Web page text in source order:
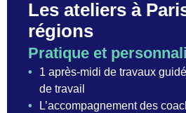
Les ateliers à
régions
Pratique et
•
1 après-midi de travaux
de travail
•
L’accompagnement des